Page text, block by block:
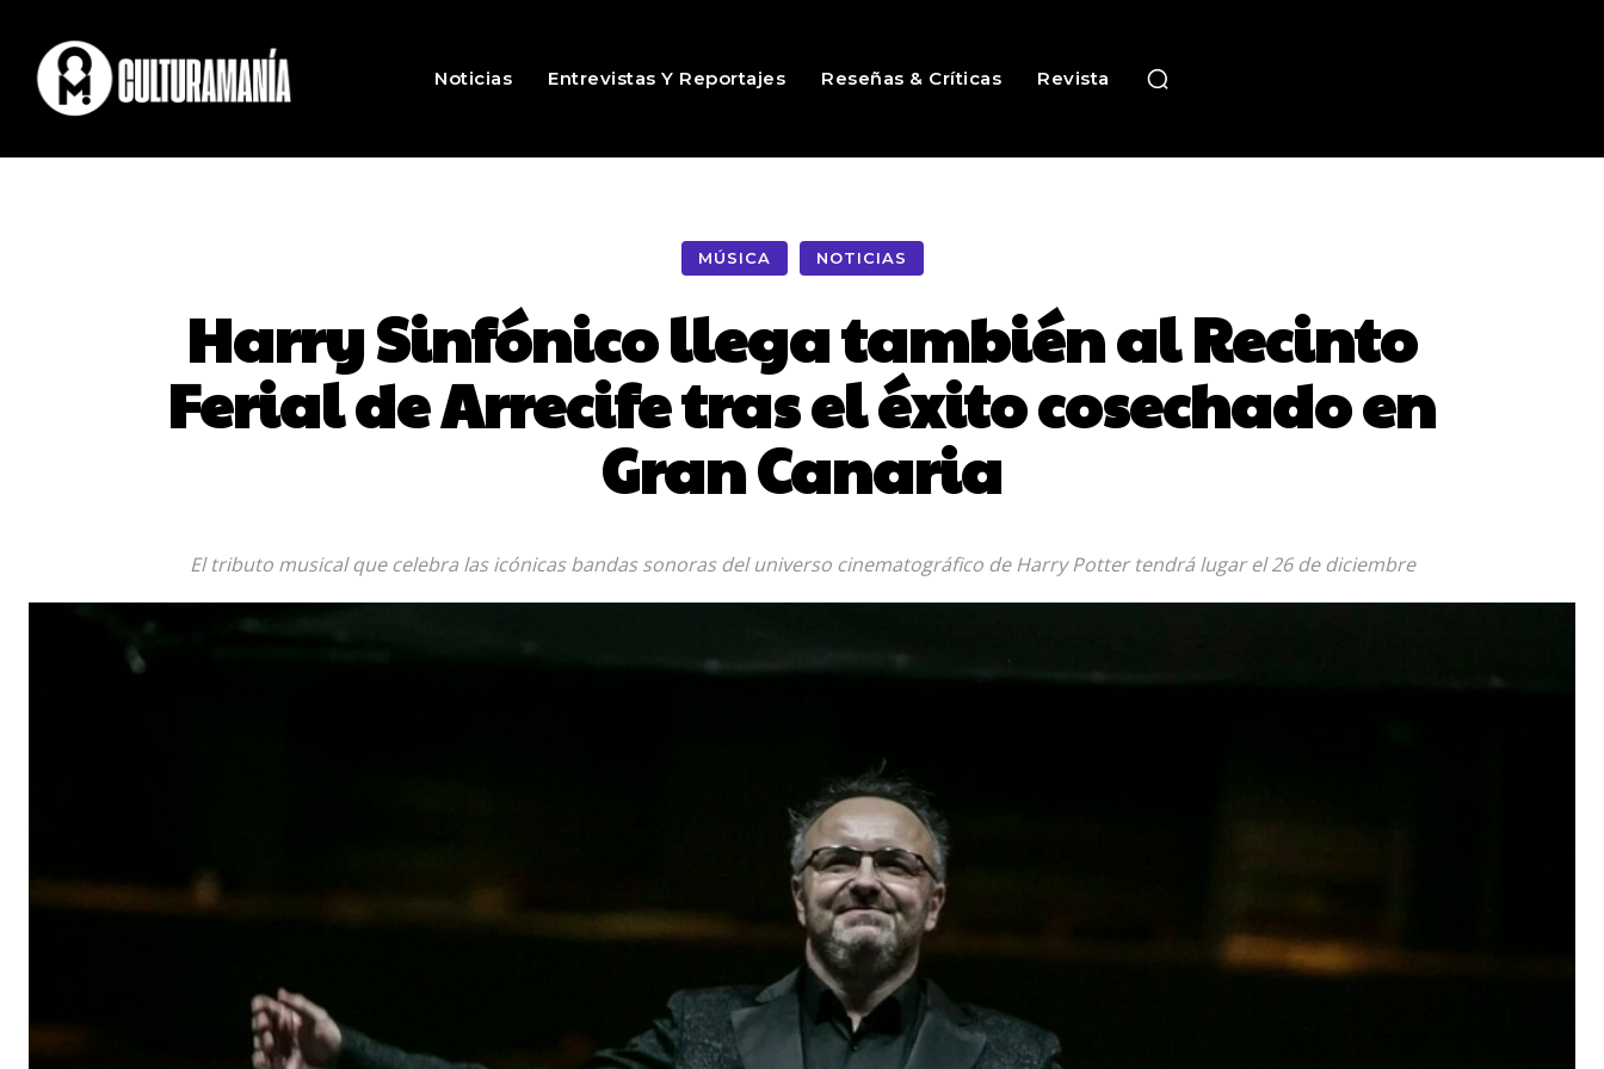
Noticias Entrevistas Y Reportajes Reseñas & Críticas Revista
MÚSICA NOTICIAS
Harry Sinfónico llega también al Recinto
Ferial de Arrecife tras el éxito cosechado en
Gran Canaria
El tributo musical que celebra las icónicas bandas sonoras del universo cinematográfico de Harry Potter tendrá lugar el 26 de diciembre